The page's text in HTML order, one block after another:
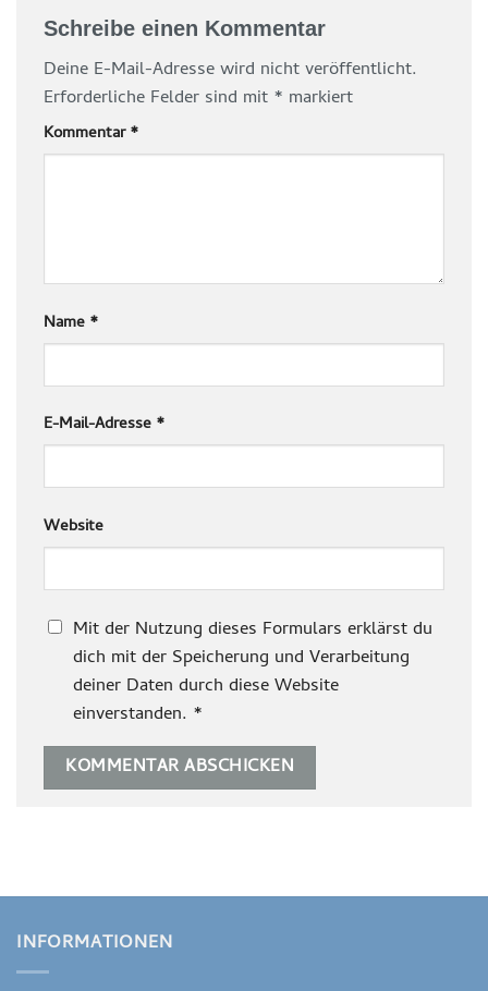
Schreibe einen Kommentar
Deine E-Mail-Adresse wird nicht veröffentlicht.
Erforderliche Felder sind mit * markiert
Kommentar*
Name *
E-Mail-Adresse *
Website
Mit der Nutzung dieses Formulars erklärst du
dich mit der Speicherung und Verarbeitung
deiner Daten durch diese Website
einverstanden. *
INFORMATIONEN